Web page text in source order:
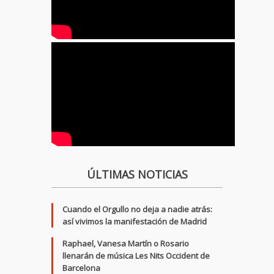
ÚLTIMAS NOTICIAS
Cuando el Orgullo no deja a nadie atrás:
así vivimos la manifestación de Madrid
Raphael, Vanesa Martín o Rosario
llenarán de música Les Nits Occident de
Barcelona